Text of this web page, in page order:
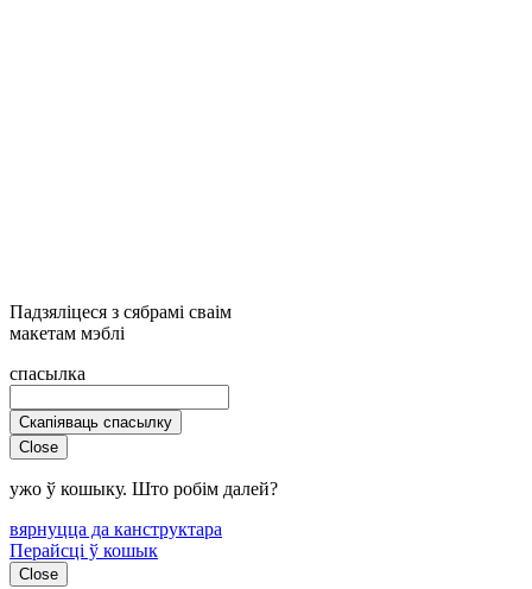
Падзяліцеся з сябрамі сваім
макетам мэблі
спасылка
Скапіяваць спасылку
Close
ужо ў кошыку. Што робім далей?
вярнуцца да канструктара
Перайсці ў кошык
Close